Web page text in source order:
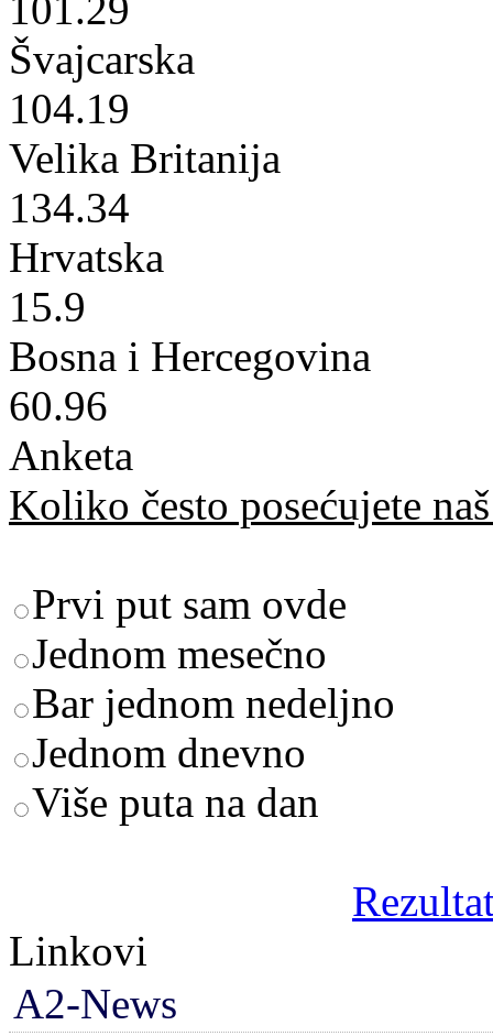
Švajcarska
104.19
Velika Britanija
134.34
Hrvatska
15.9
Bosna i Hercegovina
60.96
Anketa
Koliko često posećujete
Prvi put sam ovde
Jednom mesečno
Bar jednom nedeljno
Jednom dnevno
Više puta na dan
Linkovi
A2-News